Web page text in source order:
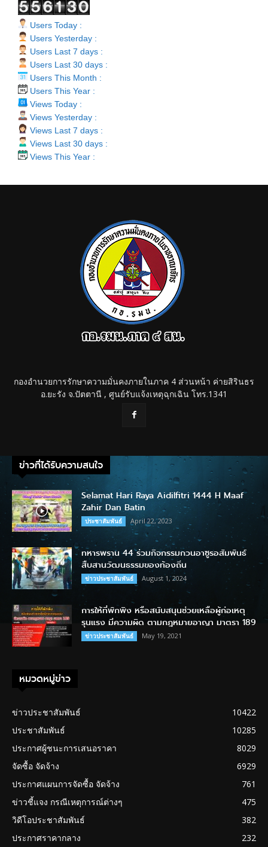
Users Today :
Users Yesterday :
Users Last 7 days :
Users Last 30 days :
Users This Month :
Users This Year :
Views Today :
Views Yesterday :
Views Last 7 days :
Views Last 30 days :
Views This Year :
กองอำนวยการรักษาความมั่นคงภายในภาค 4 ส่วนหน้า ค่ายสิรินธร
อ.ยะรัง จ.ปัตตานี , ศูนย์รับแจ้งเหตุฉุกเฉิน โทร.1341
ข่าวที่ได้รับความสนใจ
Selamat Hari Raya Aidilfitri 1444 H Maaf
Zahir Dan Batin
ประชาสัมพันธ์ April 22, 2023
ทหารพราน 44 ร่วมกิจกรรมกวนอาซูรอสัมพันธ์
สืบสานวัฒนธรรมของท้องถิ่น
ข่าวประชาสัมพันธ์ August 1, 2024
การให้ที่พักพิง หรือสนับสนุนช่วยเหลือผู้ก่อเหตุ
รุนแรง มีความผิด ตามกฎหมายอาญา มาตรา 189
ข่าวประชาสัมพันธ์ May 19, 2021
หมวดหมู่ข่าว
ข่าวประชาสัมพันธ์
10422
ประชาสัมพันธ์
10285
ประกาศผู้ชนะการเสนอราคา
8029
จัดซื้อ จัดจ้าง
6929
ประกาศแผนการจัดซื้อ จัดจ้าง
761
ข่าวชี้แจง กรณีเหตุการณ์ต่างๆ
475
วิดีโอประชาสัมพันธ์
382
ประกาศราคากลาง
232